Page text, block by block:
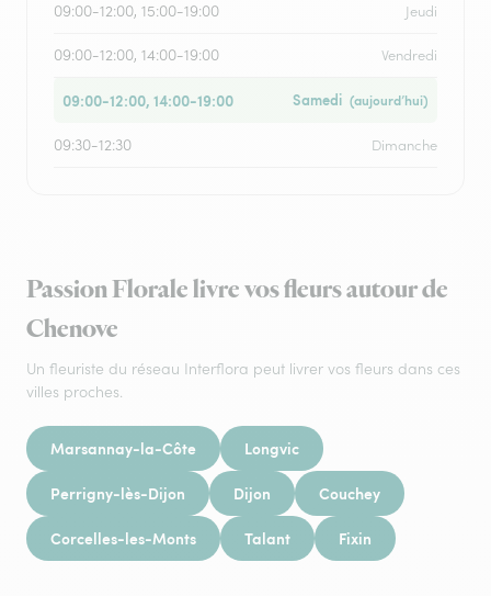
09:00-12:00, 15:00-19:00 Jeudi
09:00-12:00, 14:00-19:00 Vendredi
09:00-12:00, 14:00-19:00 Samedi (aujourd’hui)
09:30-12:30 Dimanche
Passion Florale livre vos fleurs autour de
Chenove
Un fleuriste du réseau Interflora peut livrer vos fleurs dans ces
villes proches.
Marsannay-la-Côte Longvic
Perrigny-lès-Dijon Dijon Couchey
Corcelles-les-Monts Talant Fixin